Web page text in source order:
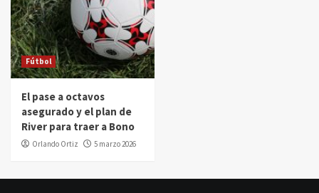
Fútbol
El pase a octavos
asegurado y el plan de
River para traer a Bono
Orlando Ortiz 5 marzo 2026